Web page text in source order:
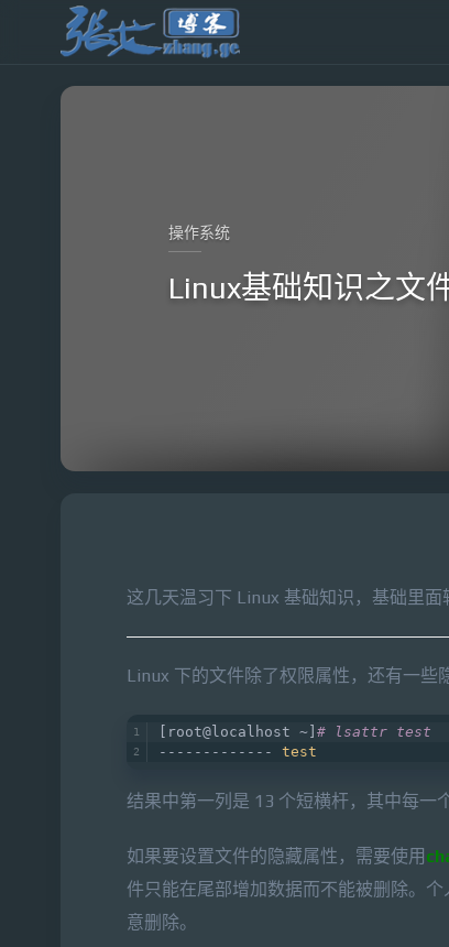
操作系统
Linux基础知识之文
这几天温习下 Linux 基础知识，基础里
Linux 下的文件除了权限属性，还有一些
[root@localhost ~] # lsattr test
------------- test
结果中第一列是 13 个短横杆，其中每一
如果要设置文件的隐藏属性，需要使用
件只能在尾部增加数据而不能被删除。
意删除。